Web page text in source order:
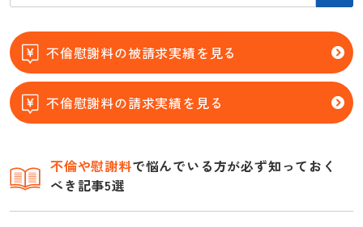
不倫慰謝料の被請求実績を見る
不倫慰謝料の請求実績を見る
不倫や慰謝料で悩んでいる方が必ず知っておく
べき記事5選